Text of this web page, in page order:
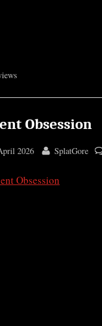
Obsession
2026 By
SplatGore